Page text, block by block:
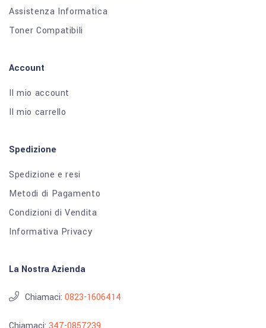
Assistenza Informatica
Toner Compatibili
Account
Il mio account
Il mio carrello
Spedizione
Spedizione e resi
Metodi di Pagamento
Condizioni di Vendita
Informativa Privacy
La Nostra Azienda
Chiamaci: 0823-1606414